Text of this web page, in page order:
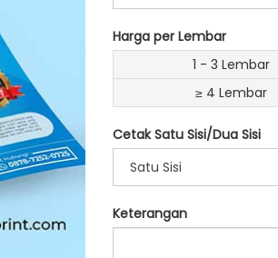
Harga per Lembar
1 - 3 Lembar
≥ 4 Lembar
Cetak Satu Sisi/Dua Sisi
Satu Sisi
Keterangan